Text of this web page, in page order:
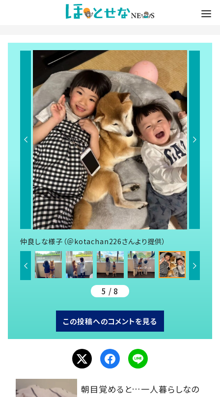
仲良しな様子（＠kotachan226さんより提供）
5 / 8
この投稿へのコメントを見る
朝目覚めると…一人暮らしなの